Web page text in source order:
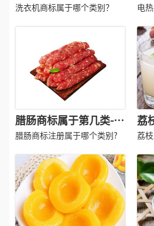
洗衣机商标注册属于哪
洗衣机商标属于哪个类别？
类
于
类
电
腊肠商标属于第几类-腊
肠商标注册属于哪一
类？「商标分类」
腊肠商标注册属于哪个类别?
荔
类
注
类
荔